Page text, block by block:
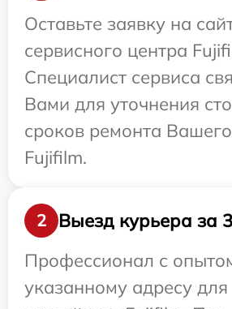
Оставьте заявку на
сервисного центра
Специалист сервиса
Вами для уточнения
сроков ремонта
Fujifilm.
2
Выезд курьера за
Профессионал с
указанному адресу